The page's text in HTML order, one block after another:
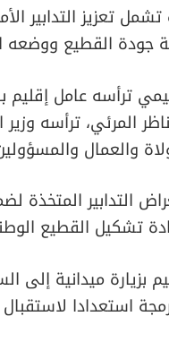
تعزيز التدابير
جودة القطيع
ترأسه عامل إقليم
المرئي، ترأسه وزير
والعمال
التدابير المتخذة
تشكيل القطيع
بزيارة ميدانية
استعدادا